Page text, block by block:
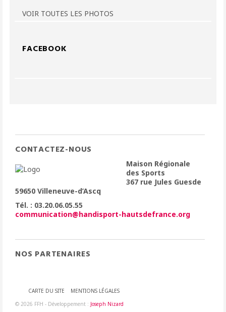
VOIR TOUTES LES PHOTOS
FACEBOOK
CONTACTEZ-NOUS
Maison Régionale
des Sports
367 rue Jules Guesde
59650 Villeneuve-d’Ascq
Tél. : 03.20.06.05.55
communication@handisport-hautsdefrance.org
NOS PARTENAIRES
CARTE DU SITE
MENTIONS LÉGALES
© 2026 FFH - Développement : Joseph Nizard